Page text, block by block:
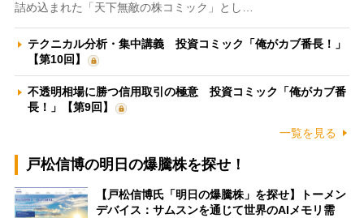
詰め込まれた「天下無敵の株コミック」とし…
テクニカル分析・集中講義 投資コミック「俺がカブ番長！」
【第10回】
不透明相場に勝つ信用取引の極意 投資コミック「俺がカブ番
長！」【第9回】
一覧を見る
戸松信博の明日の爆騰株を探せ！
【戸松信博氏「明日の爆騰株」を探せ】トーメン
デバイス：サムスンを通じて世界のAIメモリ需